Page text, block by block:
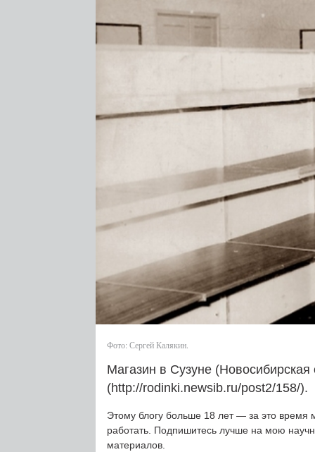
Фото: Сергей Калякин.
Магазин в Сузуне (Новосибирская
(http://rodinki.newsib.ru/post2/158/).
Этому блогу больше 18 лет — за это время
работать. Подпишитесь лучше на мою
материалов.